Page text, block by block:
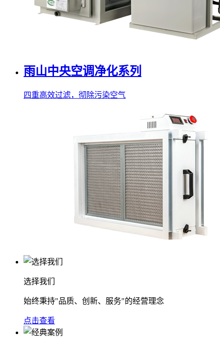
雨山中央空调净化系列
四重高效过滤，彻除污染空气
选择我们
始终秉持"品质、创新、服务"的经营理念
点击查看